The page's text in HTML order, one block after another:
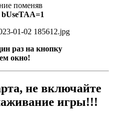
поменяв
bUseTAA=1
раз на кнопку
окно!
не включайте
игры!!!